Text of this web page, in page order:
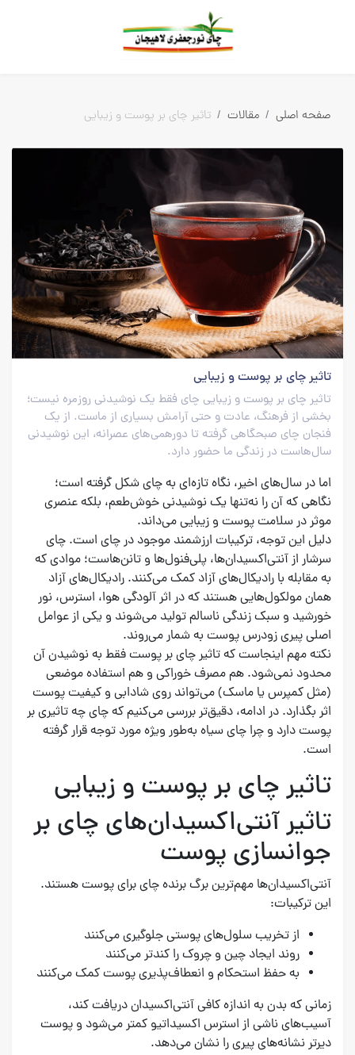
صفحه اصلی مقالات تاثیر چای بر پوست و زیبایی
تاثیر چای بر پوست و زیبایی
تاثیر چای بر پوست و زیبایی چای فقط یک نوشیدنی روزمره نیست؛
بخشی از فرهنگ، عادت و حتی آرامش بسیاری از ماست. از یک
فنجان چای صبحگاهی گرفته تا دورهمی‌های عصرانه، این نوشیدنی
سال‌هاست در زندگی ما حضور دارد.
اما در سال‌های اخیر، نگاه تازه‌ای به چای شکل گرفته است؛
نگاهی که آن را نه‌تنها یک نوشیدنی خوش‌طعم، بلکه عنصری
موثر در سلامت پوست و زیبایی می‌داند.
دلیل این توجه، ترکیبات ارزشمند موجود در چای است. چای
سرشار از آنتی‌اکسیدان‌ها، پلی‌فنول‌ها و تانن‌هاست؛ موادی که
به مقابله با رادیکال‌های آزاد کمک می‌کنند. رادیکال‌های آزاد
همان مولکول‌هایی هستند که در اثر آلودگی هوا، استرس، نور
خورشید و سبک زندگی ناسالم تولید می‌شوند و یکی از عوامل
اصلی پیری زودرس پوست به شمار می‌روند.
نکته مهم اینجاست که تاثیر چای بر پوست فقط به نوشیدن آن
محدود نمی‌شود. هم مصرف خوراکی و هم استفاده موضعی
(مثل کمپرس یا ماسک) می‌تواند روی شادابی و کیفیت پوست
اثر بگذارد. در ادامه، دقیق‌تر بررسی می‌کنیم که چای چه تاثیری بر
پوست دارد و چرا چای سیاه به‌طور ویژه مورد توجه قرار گرفته
است.
تاثیر چای بر پوست و زیبایی
تاثیر آنتی‌اکسیدان‌های چای بر
جوانسازی پوست
آنتی‌اکسیدان‌ها مهم‌ترین برگ برنده چای برای پوست هستند.
این ترکیبات:
از تخریب سلول‌های پوستی جلوگیری می‌کنند
روند ایجاد چین و چروک را کندتر می‌کنند
به حفظ استحکام و انعطاف‌پذیری پوست کمک می‌کنند
زمانی که بدن به اندازه کافی آنتی‌اکسیدان دریافت کند،
آسیب‌های ناشی از استرس اکسیداتیو کمتر می‌شود و پوست
دیرتر نشانه‌های پیری را نشان می‌دهد.